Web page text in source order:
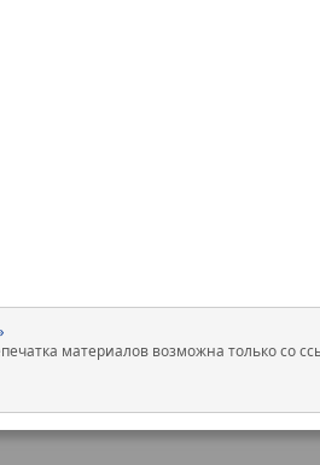
материалов возможна только со